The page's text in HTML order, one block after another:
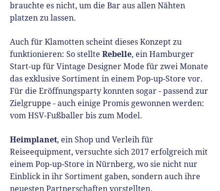
brauchte es nicht, um die Bar aus allen Nähten
platzen zu lassen.
Auch für Klamotten scheint dieses Konzept zu
funktionieren: So stellte Rebelle, ein Hamburger
Start-up für Vintage Designer Mode für zwei Monate
das exklusive Sortiment in einem Pop-up-Store vor.
Für die Eröffnungsparty konnten sogar - passend zur
Zielgruppe - auch einige Promis gewonnen werden:
vom HSV-Fußballer bis zum Model.
Heimplanet, ein Shop und Verleih für
Reiseequipment, versuchte sich 2017 erfolgreich mit
einem Pop-up-Store in Nürnberg, wo sie nicht nur
Einblick in ihr Sortiment gaben, sondern auch ihre
neuesten Partnerschaften vorstellten.